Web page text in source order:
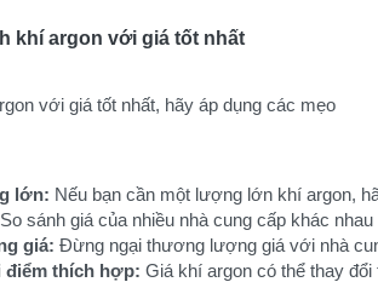
khí argon với giá tốt nhất
với giá tốt nhất, hãy áp dụng các mẹo
lớn: Nếu bạn cần một lượng lớn khí argon,
So sánh giá của nhiều nhà cung cấp khác
giá: Đừng ngại thương lượng giá với nhà
điểm thích hợp: Giá khí argon có thể thay